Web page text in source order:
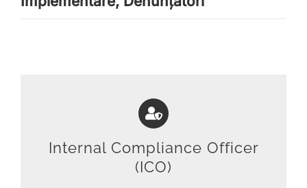
Internal Compliance Officer
(ICO)